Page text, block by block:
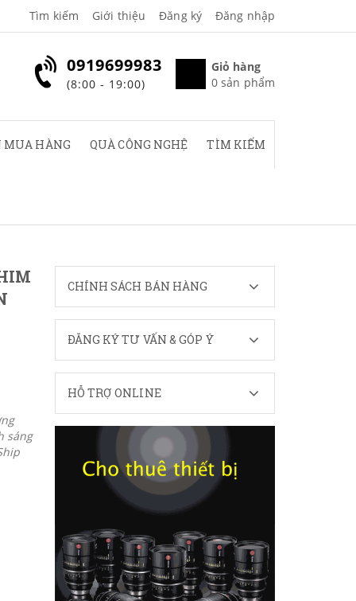
Tìm kiếm Giới thiệu Đăng ký Đăng nhập
Giỏ hàng
0 sản phẩm
0919699983
(8:00 - 19:00)
MUA HÀNG QUÀ CÔNG NGHỆ TÌM KIẾM
sáng
CHÍNH SÁCH BÁN HÀNG
ĐĂNG KÝ TƯ VẤN & GÓP Ý
HỖ TRỢ ONLINE